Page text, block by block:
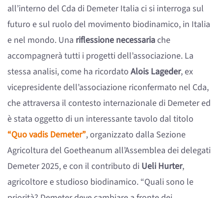
all’interno del Cda di Demeter Italia ci si interroga sul
futuro e sul ruolo del movimento biodinamico, in Italia
e nel mondo. Una riflessione necessariache
accompagnerà tutti i progetti dell’associazione. La
stessa analisi, come ha ricordato Alois Lageder, ex
vicepresidente dell’associazione riconfermato nel Cda,
che attraversa il contesto internazionale di Demeter ed
è stata oggetto di un interessante tavolo dal titolo
“Quo vadis Demeter”, organizzato dalla Sezione
Agricoltura del Goetheanum all’Assemblea dei delegati
Demeter 2025, e con il contributo di Ueli Hurter,
agricoltore e studioso biodinamico. “Quali sono le